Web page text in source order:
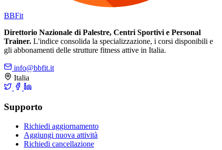
BBFit
Direttorio Nazionale di Palestre, Centri Sportivi e Personal
Trainer. L'indice consolida la specializzazione, i corsi disponibili e
gli abbonamenti delle strutture fitness attive in Italia.
info@bbfit.it
Italia
Supporto
Richiedi aggiornamento
Aggiungi nuova attività
Richiedi cancellazione